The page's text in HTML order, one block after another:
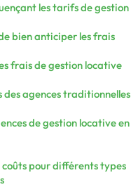
les tarifs de gestion
bien anticiper les frais
frais de gestion locative
des agences traditionnelles
de gestion locative en
coûts pour différents types